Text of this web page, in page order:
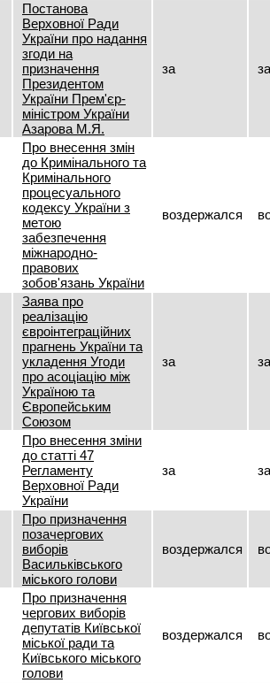
Постанова
Верховної Ради
України про надання
згоди на
призначення
Президентом
України Прем'єр-
міністром України
Азарова М.Я.
за за
Про внесення змін
до Кримінального та
Кримінального
процесуального
кодексу України з
метою
забезпечення
міжнародно-
правових
зобов'язань України
воздержался
Заява про
реалізацію
євроінтеграційних
прагнень України та
укладення Угоди
про асоціацію між
Україною та
Європейським
Союзом
за за
Про внесення зміни
до статті 47
Регламенту
Верховної Ради
України
за за
Про призначення
позачергових
виборів
Васильківського
міського голови
воздержался
Про призначення
чергових виборів
депутатів Київської
міської ради та
Київського міського
голови
воздержался